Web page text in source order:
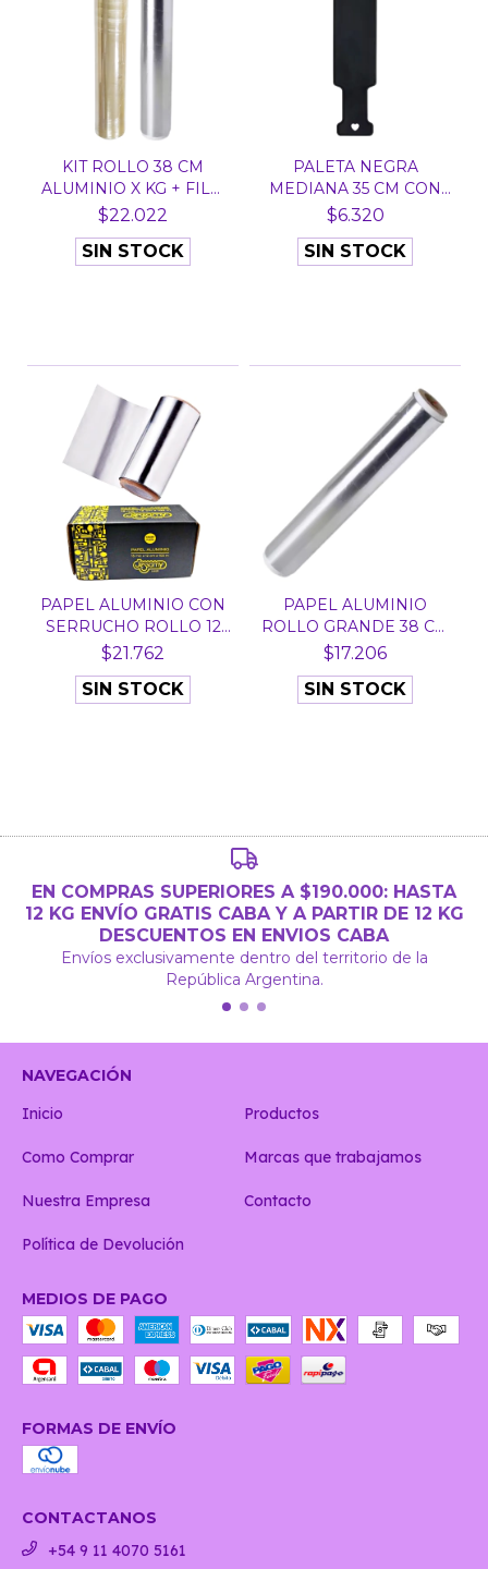
KIT ROLLO 38 CM
ALUMINIO X KG + FILM
300...
$22.022
SIN STOCK
PALETA NEGRA
MEDIANA 35 CM CON
DIENTES P...
$6.320
SIN STOCK
PAPEL ALUMINIO CON
SERRUCHO ROLLO 12
CM...
$21.762
SIN STOCK
PAPEL ALUMINIO
ROLLO GRANDE 38 CM
X KG
$17.206
SIN STOCK
EN COMPRAS SUPERIORES A $190.000: HASTA
12 KG ENVÍO GRATIS CABA Y A PARTIR DE 12 KG
DESCUENTOS EN ENVIOS CABA
Envíos exclusivamente dentro del territorio de la
República Argentina.
NAVEGACIÓN
Inicio
Productos
Como Comprar Marcas que trabajamos
Nuestra Empresa Contacto
Política de Devolución
MEDIOS DE PAGO
FORMAS DE ENVÍO
CONTACTANOS
+54 9 11 4070 5161